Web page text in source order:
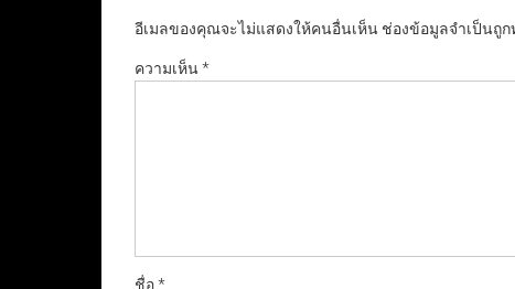
อีเมลของคุณจะไม่แสดงให้คนอื่นเห็น ช่องข้อมูลจำเป็นถูก
ความเห็น*
ชื่อ*